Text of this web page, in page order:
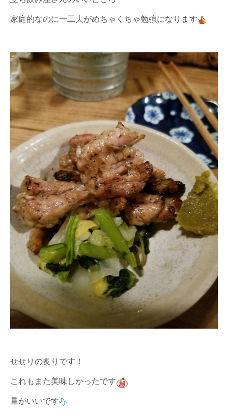
家庭的なのに一工夫がめちゃくちゃ勉強になります
せせりの炙りです！
これもまた美味しかったです
量がいいです